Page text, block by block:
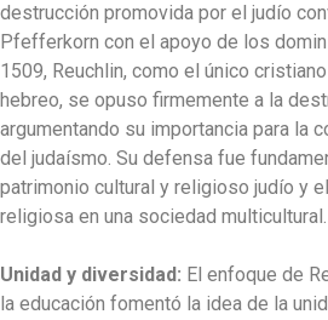
destrucción promovida por el judío
Pfefferkorn con el apoyo de los
1509, Reuchlin, como el único
hebreo, se opuso firmemente a la
argumentando su importancia para la
del judaísmo. Su defensa fue
patrimonio cultural y religioso judío y
religiosa en una sociedad multicultural.
Unidad y diversidad: El enfoque de
la educación fomentó la idea de la